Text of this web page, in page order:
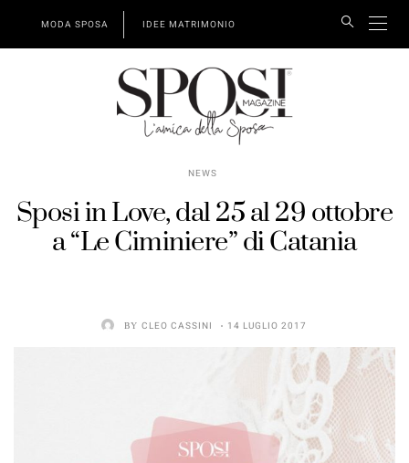
MODA SPOSA IDEE MATRIMONIO
NEWS
Sposi in Love, dal 25 al 29 ottobre
a “Le Ciminiere” di Catania
BY CLEO CASSINI 14 LUGLIO 2017